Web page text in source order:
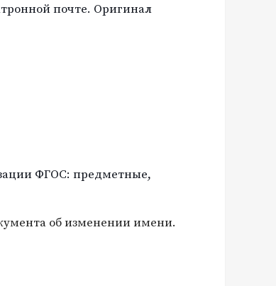
почте. Оригинал
ФГОС: предметные,
об изменении имени.